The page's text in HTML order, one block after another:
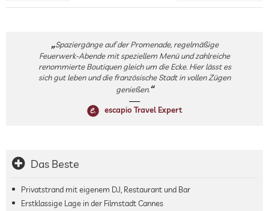
Spaziergänge auf der Promenade, regelmäßige
Feuerwerk-Abende mit speziellem Menü und zahlreiche
renommierte Boutiquen gleich um die Ecke. Hier lässt es
sich gut leben und die französische Stadt in vollen Zügen
genießen.
escapio Travel Expert
Das Beste
Privatstrand mit eigenem DJ, Restaurant und Bar
Erstklassige Lage in der Filmstadt Cannes